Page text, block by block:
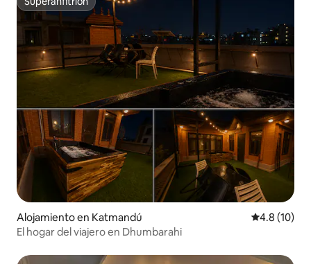
Superanfitrión
Alojamiento en Katmandú Calificación
4.8 (10)
El hogar del viajero en Dhumbarahi